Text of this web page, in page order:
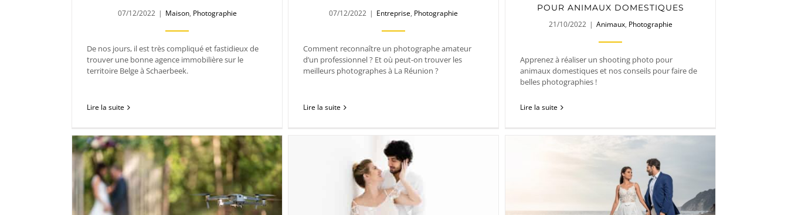
07/12/2022 | Maison, Photographie
De nos jours, il est très compliqué et fastidieux de
trouver une bonne agence immobilière sur le
territoire Belge à Schaerbeek.
Lire la suite
07/12/2022 | Entreprise, Photographie
Comment reconnaître un photographe amateur
d’un professionnel ? Et où peut-on trouver les
meilleurs photographes à La Réunion ?
Lire la suite
POUR ANIMAUX DOMESTIQUES
21/10/2022 | Animaux, Photographie
Apprenez à réaliser un shooting photo pour
animaux domestiques et nos conseils pour faire de
belles photographies !
Lire la suite